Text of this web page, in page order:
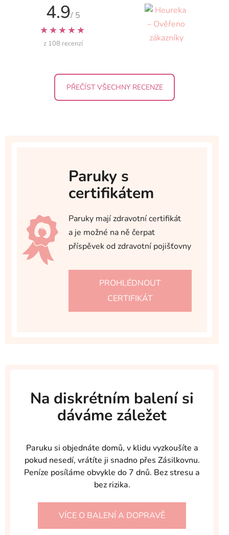
4.9/ 5
★★★★★
z 108 recenzí
PŘEČÍST VŠECHNY RECENZE
Paruky s
certifikátem
Paruky mají zdravotní certifikát
a je možné na ně čerpat
příspěvek od zdravotní pojišťovny
PROHLÉDNOUT
CERTIFIKÁT
Na diskrétním balení si
dáváme záležet
Paruku si objednáte domů, v klidu vyzkoušíte a
pokud nesedí, vrátíte ji snadno přes Zásilkovnu.
Peníze posíláme obvykle do 7 dnů. Bez stresu a
bez rizika.
VÍCE O BALENÍ A DOPRAVĚ